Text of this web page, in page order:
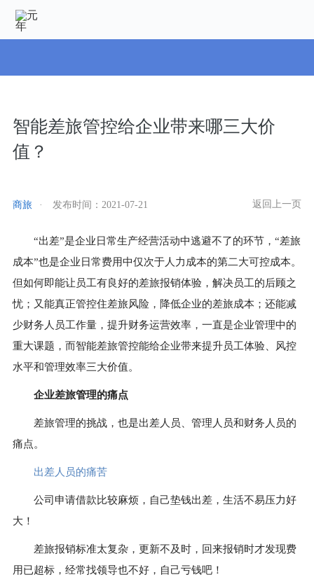
智能差旅管控给企业带来哪三大价
值？
商旅 · 发布时间： 2021-07-21 返回上一页
“出差”是企业日常生产经营活动中逃避不了的环节，“差旅
成本”也是企业日常费用中仅次于人力成本的第二大可控成本。
但如何即能让员工有良好的差旅报销体验，解决员工的后顾之
忧；又能真正管控住差旅风险，降低企业的差旅成本；还能减
少财务人员工作量，提升财务运营效率，一直是企业管理中的
重大课题，而智能差旅管控能给企业带来提升员工体验、风控
水平和管理效率三大价值。
企业差旅管理的痛点
差旅管理的挑战，也是出差人员、管理人员和财务人员的
痛点。
出差人员的痛苦
公司申请借款比较麻烦，自己垫钱出差，生活不易压力好
大！
差旅报销标准太复杂，更新不及时，回来报销时才发现费
用已超标，经常找领导也不好，自己亏钱吧！